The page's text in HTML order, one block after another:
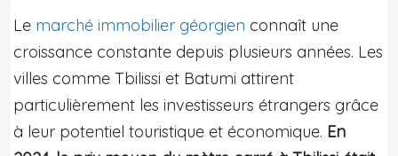
Le marché immobilier géorgien connaît une
croissance constante depuis plusieurs années. Les
villes comme Tbilissi et Batumi attirent
particulièrement les investisseurs étrangers grâce
à leur potentiel touristique et économique. En